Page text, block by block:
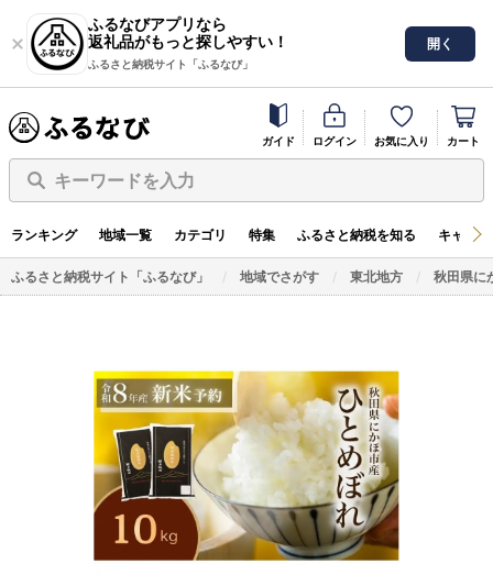
ふるなびアプリなら
返礼品がもっと探しやすい！
ふるさと納税サイト「ふるなび」
開く
ガイド ログイン お気に入り カート
キーワードを入力
ランキング 地域一覧 カテゴリ 特集 ふるさと納税を知る キャン
ふるさと納税サイト「ふるなび」 地域でさがす 東北地方 秋田県に